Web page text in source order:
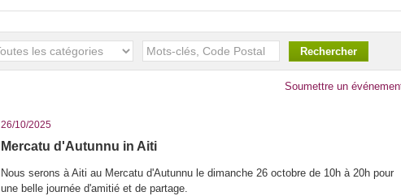
Soumettre un
26/10/2025
Mercatu d'Autunnu in Aiti
Nous serons à Aiti au Mercatu d'Autunnu le dimanche 26 octobre de 10h à 20h pour
une belle journée d'amitié et de partage.